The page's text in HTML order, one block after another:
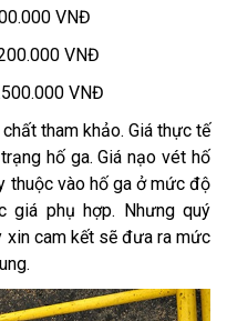
VNĐ
VNĐ
VNĐ
tham khảo. Giá thực tế
hố ga. Giá nạo vét hố
thuộc vào hố ga ở mức độ
giá phụ hợp. Nhưng quý
xin cam kết sẽ đưa ra mức